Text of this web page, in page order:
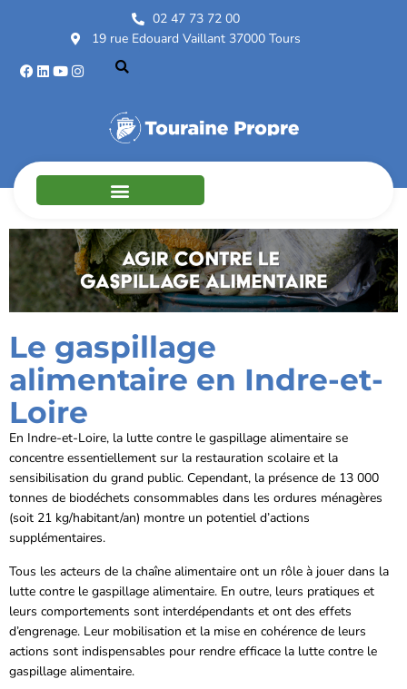
02 47 73 72 00
19 rue Edouard Vaillant 37000 Tours
Le gaspillage
alimentaire en Indre-et-
Loire
En Indre-et-Loire, la lutte contre le gaspillage alimentaire se
concentre essentiellement sur la restauration scolaire et la
sensibilisation du grand public. Cependant, la présence de 13 000
tonnes de biodéchets consommables dans les ordures ménagères
(soit 21 kg/habitant/an) montre un potentiel d’actions
supplémentaires.
Tous les acteurs de la chaîne alimentaire ont un rôle à jouer dans la
lutte contre le gaspillage alimentaire. En outre, leurs pratiques et
leurs comportements sont interdépendants et ont des effets
d’engrenage. Leur mobilisation et la mise en cohérence de leurs
actions sont indispensables pour rendre efficace la lutte contre le
gaspillage alimentaire.